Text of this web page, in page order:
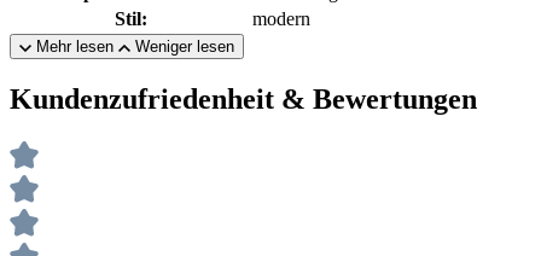
Stil:
modern
Mehr lesen Weniger lesen
Kundenzufriedenheit & Bewertungen